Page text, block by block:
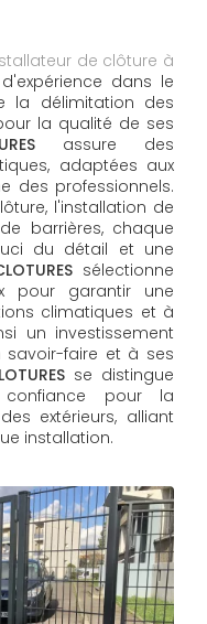
de clôture à
dans le
la délimitation des
la qualité de ses
assure des
adaptées aux
des professionnels.
l'installation de
barrières, chaque
du détail et une
sélectionne
pour garantir une
climatiques et à
un investissement
faire et à ses
se distingue
pour la
extérieurs, alliant
installation.